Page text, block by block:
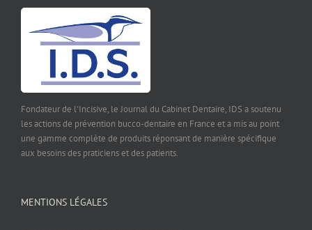
Fondateur de l'Incisive, le Journal du Cabinet Dentaire, IDS a soutenu
les actions de prévention bucco-dentaire en France et a mis au point
une gamme complète de produits réponsant de manière spécifique
aux besoins des praticiens et des patients.
MENTIONS LÉGALES